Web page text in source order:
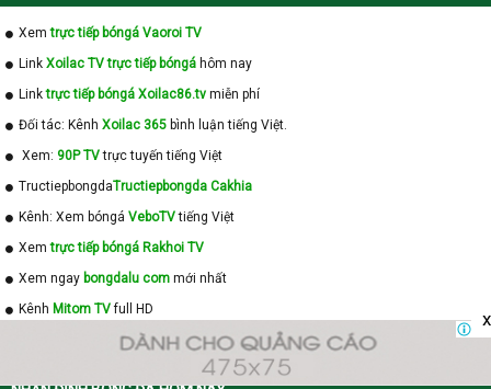
Xemtrực tiếp bóngá Vaoroi TV
Link Xoilac TV trực tiếp bóngá hôm nay
Linktrực tiếp bóngá Xoilac86.tv miễn phí
Đối tác: Kênh Xoilac 365 bình luận tiếng Việt.
Xem: 90P TVtrực tuyến tiếng Việt
TructiepbongdaTructiepbongda Cakhia
Kênh: Xem bóngá VeboTVtiếng Việt
Xemtrực tiếp bóngá Rakhoi TV
Xem ngay bongdalu com mới nhất
Kênh Mitom TVfull HD
Soco Live TV full HD
x